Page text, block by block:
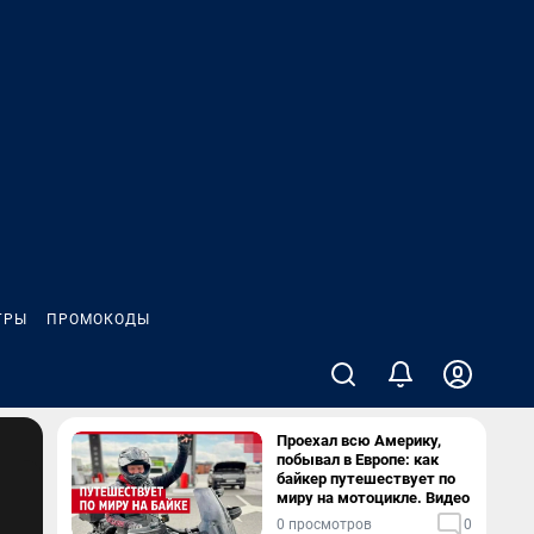
ПРОМОКОДЫ
Проехал всю Америку,
побывал в Европе: как
байкер путешествует по
миру на мотоцикле. Видео
0 просмотров 0